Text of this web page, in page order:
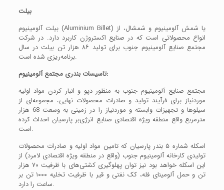
بیلت
بیلت آلومینیوم (Aluminium Billet) یا شمش آلومینیوم و شمشال، از
انواع محصولاتی است که در صنایع اکستروژن کاربرد دارد. در شرکت
مجتمع صنایع آلومینیوم جنوب برای تولید ۸۶ هزار تن بیلت در سال
برنامه‌ریزی شده است.
تاسیسات بندری مجتمع آلومینیوم:
مجتمع صنایع آلومینیوم جنوب به منظور دپو و انبار کردن مواد اولیه
موردنیاز برای فرآیند تولید و صادرات محصولات نهایی، مجموعه‌ای از
سیلوها و تجهیزات وابسته و موردنیاز را در زمینی به وسعت 68 هزار
مترمربع واقع منطقه ویژه اقتصادی صنایع انرژی‌بر پارسیان احداث کرده
است.
اسکله شماره ۵ بندر پارسیان که تامین مواد اولیه و صادرات محصولات
تولیدی کارخانه آلومینیوم جنوب (واقع در منطقه ویژه اقتصادی لامرد) از
این اسکله خواهد بود نیز توان پهلوگیری کشتی‌های با ظرفیت ۷۰ هزار
تن و حمل آلومینای فله، کک نفتی و قیر با ظرفیت تخلیه ۱۰۰۰ تن بر
ساعت را دارد.